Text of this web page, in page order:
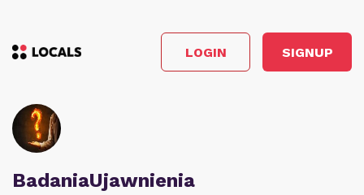
LOGIN SIGNUP
BadaniaUjawnienia